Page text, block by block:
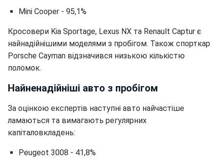
Mini Cooper - 95,1%
Кросовери Kia Sportage, Lexus NX та Renault Captur є
найнадійнішими моделями з пробігом. Також спорткар
Porsche Cayman відзначився низькою кількістю
поломок.
Найненадійніші авто з пробігом
За оцінкою експертів наступні авто найчастіше
ламаються та вимагають регулярних
капіталовкладень:
Peugeot 3008 - 41,8%